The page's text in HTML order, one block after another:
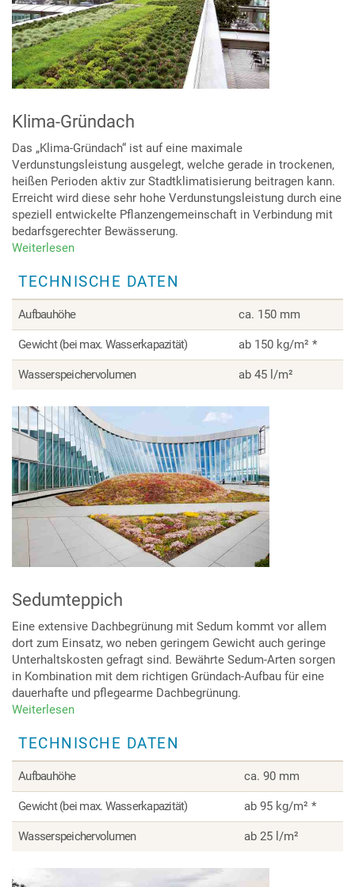
Klima-Gründach
Das „Klima-Gründach“ ist auf eine maximale
Verdunstungsleistung ausgelegt, welche gerade in trockenen,
heißen Perioden aktiv zur Stadtklimatisierung beitragen kann.
Erreicht wird diese sehr hohe Verdunstungsleistung durch eine
speziell entwickelte Pflanzengemeinschaft in Verbindung mit
bedarfsgerechter Bewässerung.
Weiterlesen
Gründach
TECHNISCHE DATEN
Aufbauhöhe ca. 150 mm
Gewicht (bei max. Wasserkapazität) ab 150 kg/m² *
Wasserspeichervolumen ab 45 l/m²
Sedumteppich
Eine extensive Dachbegrünung mit Sedum kommt vor allem
dort zum Einsatz, wo neben geringem Gewicht auch geringe
Unterhaltskosten gefragt sind. Bewährte Sedum-Arten sorgen
in Kombination mit dem richtigen Gründach-Aufbau für eine
dauerhafte und pflegearme Dachbegrünung.
Weiterlesen
TECHNISCHE DATEN
Aufbauhöhe ca. 90 mm
Gewicht (bei max. Wasserkapazität) ab 95 kg/m² *
Wasserspeichervolumen ab 25 l/m²